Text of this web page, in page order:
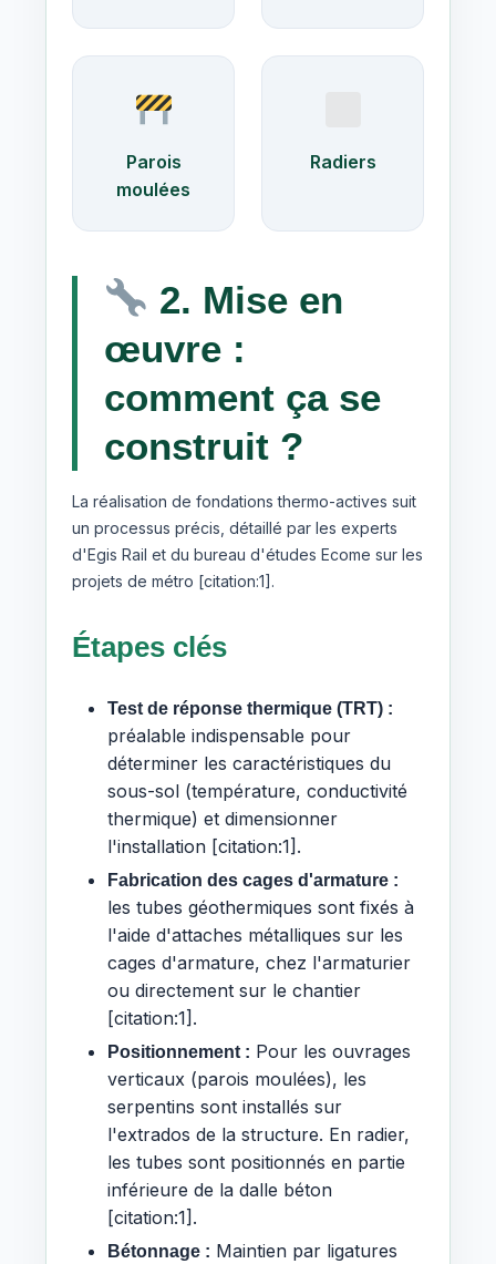
Parois
moulées
Radiers
2. Mise en
œuvre :
comment ça se
construit ?
La réalisation de fondations thermo-actives suit
un processus précis, détaillé par les experts
d'Egis Rail et du bureau d'études Ecome sur les
projets de métro [citation:1].
Étapes clés
Test de réponse thermique (TRT) :
préalable indispensable pour
déterminer les caractéristiques du
sous-sol (température, conductivité
thermique) et dimensionner
l'installation [citation:1].
Fabrication des cages d'armature :
les tubes géothermiques sont fixés à
l'aide d'attaches métalliques sur les
cages d'armature, chez l'armaturier
ou directement sur le chantier
[citation:1].
Positionnement : Pour les ouvrages
verticaux (parois moulées), les
serpentins sont installés sur
l'extrados de la structure. En radier,
les tubes sont positionnés en partie
inférieure de la dalle béton
[citation:1].
Bétonnage : Maintien par ligatures